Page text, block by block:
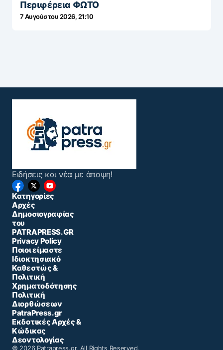
Περιφέρεια ΦΩΤΟ
7 Αυγούστου 2026, 21:10
Ειδήσεις και νέα με άποψη!
Κατηγορίες
Αρχές
Δημοσιογραφίας
του
PATRAPRESS.GR
Privacy Policy
Ποιοι είμαστε
Ιδιοκτησιακό
Καθεστώς &
Πολιτική
Χρηματοδότησης
Πολιτική
Διορθώσεων
PatraPress.gr
Εκδοτικές Αρχές &
Κώδικας
Δεοντολογίας
© 2026 Patrapress.gr. All Rights Reserved.